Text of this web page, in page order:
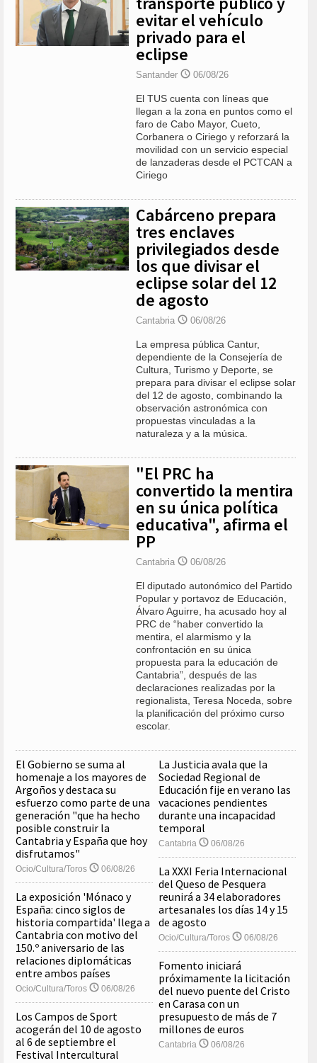
evitar el vehículo
privado para el
eclipse
Santander 06/08/26
El TUS cuenta con líneas que
llegan a la zona en puntos como el
faro de Cabo Mayor, Cueto,
Corbanera o Ciriego y reforzará la
movilidad con un servicio especial
de lanzaderas desde el PCTCAN a
Ciriego
Cabárceno prepara
tres enclaves
privilegiados desde
los que divisar el
eclipse solar del 12
de agosto
Cantabria 06/08/26
La empresa pública Cantur,
dependiente de la Consejería de
Cultura, Turismo y Deporte, se
prepara para divisar el eclipse solar
del 12 de agosto, combinando la
observación astronómica con
propuestas vinculadas a la
naturaleza y a la música.
"El PRC ha
convertido la mentira
en su única política
educativa", afirma el
PP
Cantabria 06/08/26
El diputado autonómico del Partido
Popular y portavoz de Educación,
Álvaro Aguirre, ha acusado hoy al
PRC de “haber convertido la
mentira, el alarmismo y la
confrontación en su única
propuesta para la educación de
Cantabria”, después de las
declaraciones realizadas por la
regionalista, Teresa Noceda, sobre
la planificación del próximo curso
escolar.
El Gobierno se suma al
homenaje a los mayores de
Argoños y destaca su
esfuerzo como parte de una
generación "que ha hecho
posible construir la
Cantabria y España que hoy
disfrutamos"
Ocio/Cultura/Toros 06/08/26
La exposición 'Mónaco y
España: cinco siglos de
historia compartida' llega a
Cantabria con motivo del
150.º aniversario de las
relaciones diplomáticas
entre ambos países
Ocio/Cultura/Toros 06/08/26
Los Campos de Sport
acogerán del 10 de agosto
al 6 de septiembre el
Festival Intercultural
La Justicia avala que la
Sociedad Regional de
Educación fije en verano las
vacaciones pendientes
durante una incapacidad
temporal
Cantabria 06/08/26
La XXXI Feria Internacional
del Queso de Pesquera
reunirá a 34 elaboradores
artesanales los días 14 y 15
de agosto
Ocio/Cultura/Toros 06/08/26
Fomento iniciará
próximamente la licitación
del nuevo puente del Cristo
en Carasa con un
presupuesto de más de 7
millones de euros
Cantabria 06/08/26